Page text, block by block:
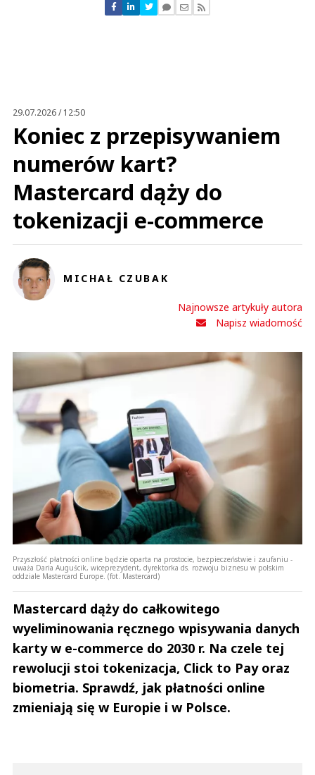
Nie znaleziono komentarzy
Zostaw swoje komentarze
29.07.2026 / 12:50
Koniec z przepisywaniem
numerów kart?
Mastercard dąży do
tokenizacji e-commerce
MICHAŁ CZUBAK
Najnowsze artykuły autora
Napisz wiadomość
Przyszłość płatności online będzie oparta na prostocie, bezpieczeństwie i zaufaniu -
uważa Daria Auguścik, wiceprezydent, dyrektorka ds. rozwoju biznesu w polskim
oddziale Mastercard Europe. (fot. Mastercard)
Mastercard dąży do całkowitego
wyeliminowania ręcznego wpisywania danych
karty w e-commerce do 2030 r. Na czele tej
rewolucji stoi tokenizacja, Click to Pay oraz
biometria. Sprawdź, jak płatności online
zmieniają się w Europie i w Polsce.